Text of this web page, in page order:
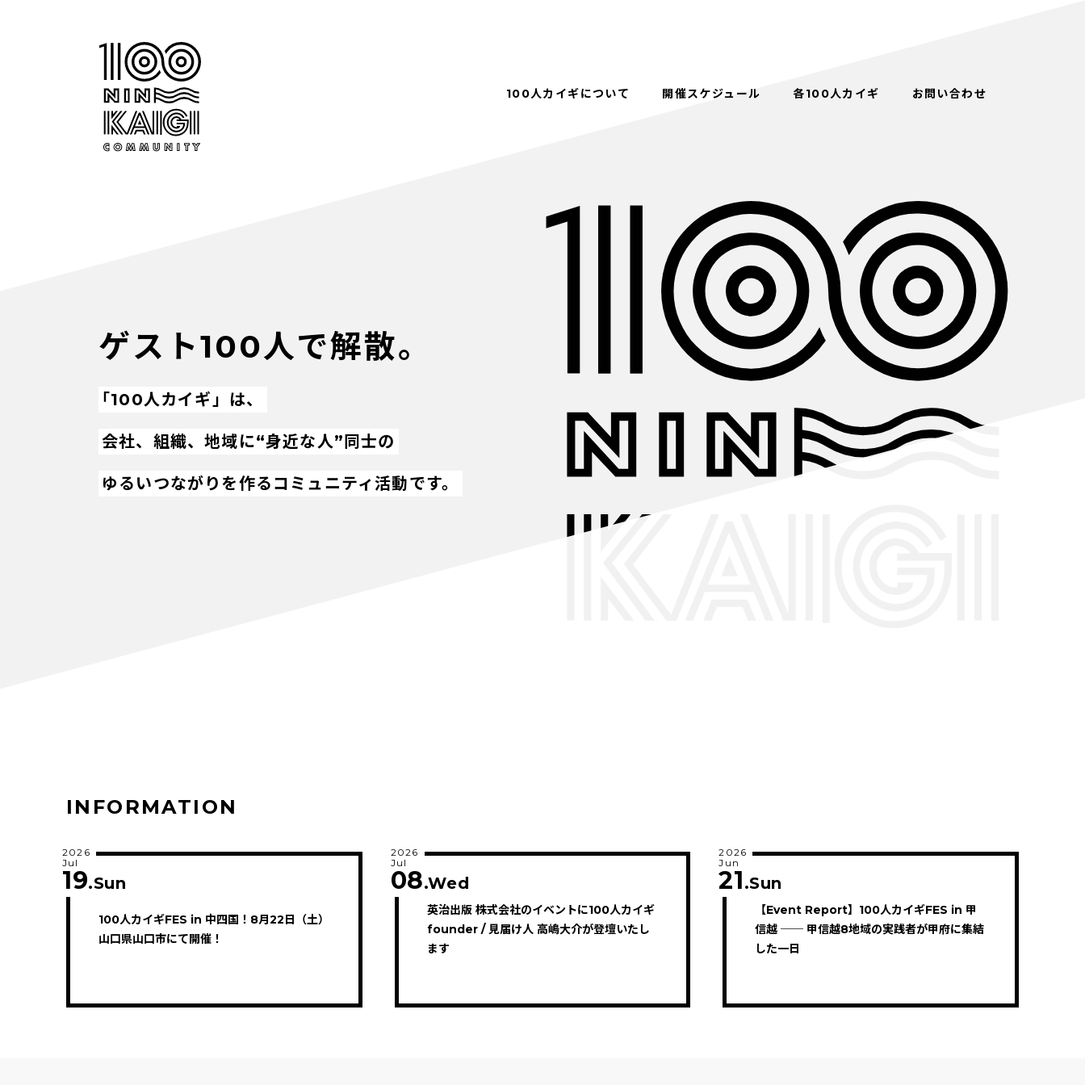
100人カイギについて 開催スケジュール 各100人カイギ お問い合わせ
ゲスト100人で解散。
「100人カイギ」は、
会社、組織、地域に“身近な人”同士の
ゆるいつながりを作るコミュニティ活動です。
INFORMATION
100人カイギFES in 中四国！8月22日（土）
山口県山口市にて開催！
2026
Jul
19.Sun
英治出版 株式会社のイベントに100人カイギ
founder / 見届け人 高嶋大介が登壇いたし
ます
2026
Jul
08.Wed
【Event Report】100人カイギFES in 甲
信越 ── 甲信越8地域の実践者が甲府に集結
した一日
2026
Jun
21.Sun